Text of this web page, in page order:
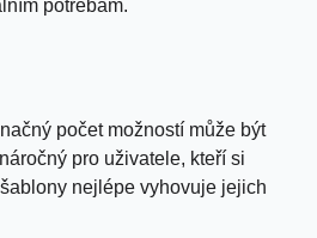
potřebám.
počet možností může být
pro uživatele, kteří si
nejlépe vyhovuje jejich